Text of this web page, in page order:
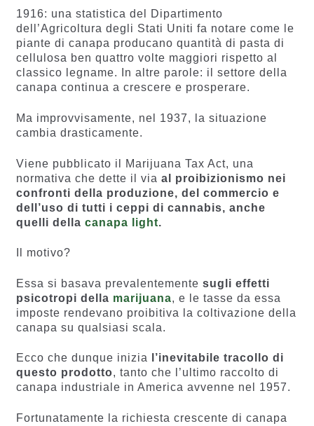
1916: una statistica del Dipartimento
dell’Agricoltura degli Stati Uniti fa notare come le
piante di canapa producano quantità di pasta di
cellulosa ben quattro volte maggiori rispetto al
classico legname. In altre parole: il settore della
canapa continua a crescere e prosperare.
Ma improvvisamente, nel 1937, la situazione
cambia drasticamente.
Viene pubblicato il Marijuana Tax Act, una
normativa che dette il via al proibizionismo nei
confronti della produzione, del commercio e
dell’uso di tutti i ceppi di cannabis, anche
quelli della canapa light.
Il motivo?
Essa si basava prevalentemente sugli effetti
psicotropi della marijuana, e le tasse da essa
imposte rendevano proibitiva la coltivazione della
canapa su qualsiasi scala.
Ecco che dunque inizia
l’inevitabile tracollo di
questo prodotto, tanto che l’ultimo raccolto di
canapa industriale in America avvenne nel 1957.
Fortunatamente la richiesta crescente di canapa